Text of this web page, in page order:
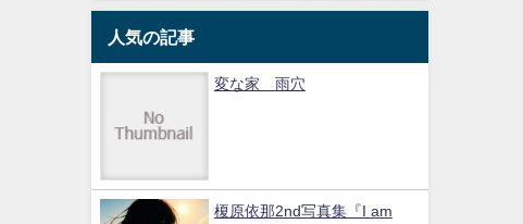
人気の記事
変な家 雨穴
榎原依那2nd写真集『I am